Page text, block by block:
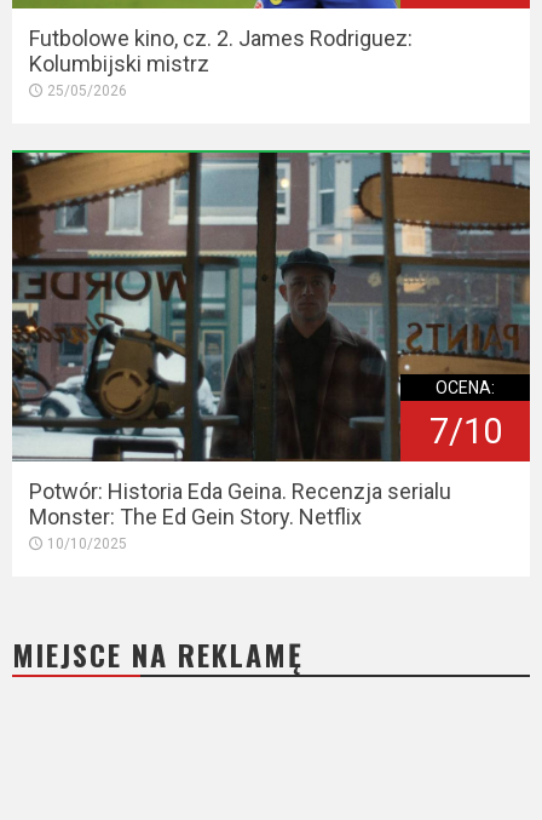
Futbolowe kino, cz. 2. James Rodriguez:
Kolumbijski mistrz
25/05/2026
OCENA:
7/10
Potwór: Historia Eda Geina. Recenzja serialu
Monster: The Ed Gein Story. Netflix
10/10/2025
MIEJSCE NA REKLAMĘ